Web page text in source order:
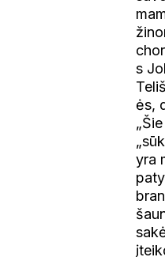
s
ės,
„Šie
yra